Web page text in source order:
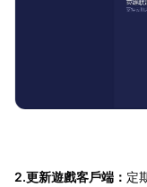
2.更新遊戲客戶端： 定